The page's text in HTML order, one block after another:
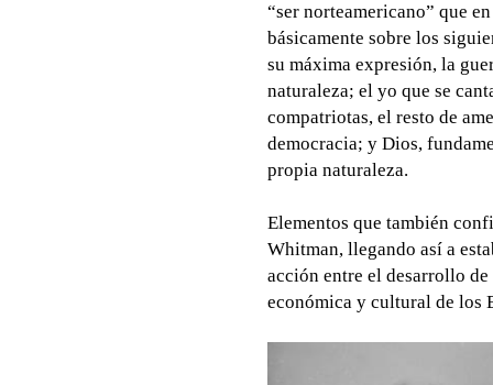
“ser norteamericano” que
básicamente sobre los
su máxima expresión, la
naturaleza; el yo que se
compatriotas, el resto de
democracia; y Dios,
propia naturaleza.
Elementos que también
Whitman, llegando así a
acción entre el desarrollo
económica y cultural de los